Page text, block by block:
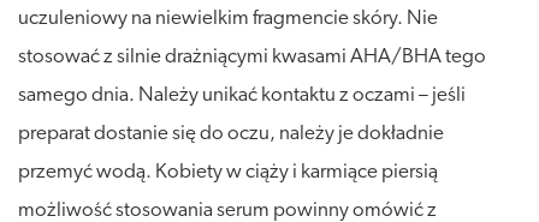
uczuleniowy na niewielkim fragmencie skóry. Nie
stosować z silnie drażniącymi kwasami AHA/BHA tego
samego dnia. Należy unikać kontaktu z oczami – jeśli
preparat dostanie się do oczu, należy je dokładnie
przemyć wodą. Kobiety w ciąży i karmiące piersią
możliwość stosowania serum powinny omówić z